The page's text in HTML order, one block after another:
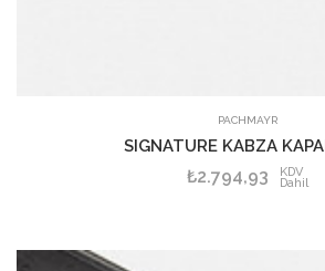
PACHMAYR
SIGNATURE KABZA
₺2.794,93 KDV
Dahil